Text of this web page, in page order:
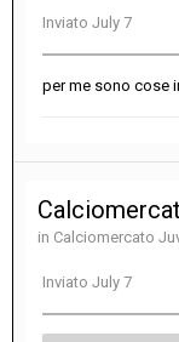
Inviato July 7
per me sono cose
in Calciomercato
Inviato July 7